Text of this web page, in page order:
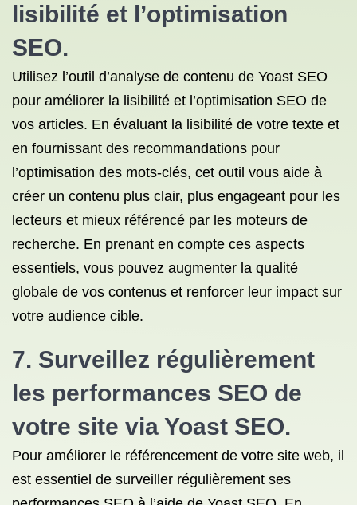
lisibilité et l’optimisation
SEO.
Utilisez l’outil d’analyse de contenu de Yoast SEO
pour améliorer la lisibilité et l’optimisation SEO de
vos articles. En évaluant la lisibilité de votre texte et
en fournissant des recommandations pour
l’optimisation des mots-clés, cet outil vous aide à
créer un contenu plus clair, plus engageant pour les
lecteurs et mieux référencé par les moteurs de
recherche. En prenant en compte ces aspects
essentiels, vous pouvez augmenter la qualité
globale de vos contenus et renforcer leur impact sur
votre audience cible.
7. Surveillez régulièrement
les performances SEO de
votre site via Yoast SEO.
Pour améliorer le référencement de votre site web, il
est essentiel de surveiller régulièrement ses